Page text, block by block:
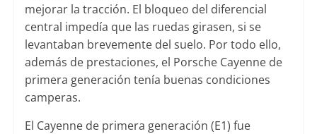
mejorar la tracción. El bloqueo del diferencial
central impedía que las ruedas girasen, si se
levantaban brevemente del suelo. Por todo ello,
además de prestaciones, el Porsche Cayenne de
primera generación tenía buenas condiciones
camperas.
El Cayenne de primera generación (E1) fue